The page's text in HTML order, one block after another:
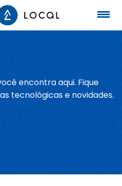
encontra aqui. Fique
tecnológicas e novidades.